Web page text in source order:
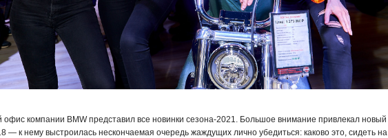
офис компании BMW представил все новинки сезона-2021. Большое внимание привлекал новый
— к нему выстроилась нескончаемая очередь жаждущих лично убедиться: каково это, сидеть на